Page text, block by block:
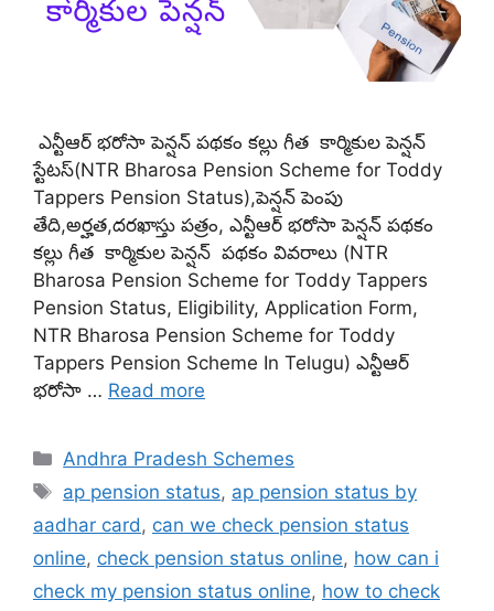
ఎన్టీఆర్ భరోసా పెన్షన్ పథకం కల్లు గీత కార్మికుల పెన్షన్
స్టేటస్(NTR Bharosa Pension Scheme for Toddy
Tappers Pension Status),పెన్షన్ పెంపు
తేది,అర్హత,దరఖాస్తు పత్రం, ఎన్టీఆర్ భరోసా పెన్షన్ పథకం
కల్లు గీత కార్మికుల పెన్షన్ పథకం వివరాలు (NTR
Bharosa Pension Scheme for Toddy Tappers
Pension Status, Eligibility, Application Form,
NTR Bharosa Pension Scheme for Toddy
Tappers Pension Scheme In Telugu) ఎన్టీఆర్
భరోసా … Read more
Categories
Andhra Pradesh Schemes
Tags
ap pension status, ap pension status by
aadhar card , can we check pension status
online, check pension status online, how can i
check my pension status online, how to check